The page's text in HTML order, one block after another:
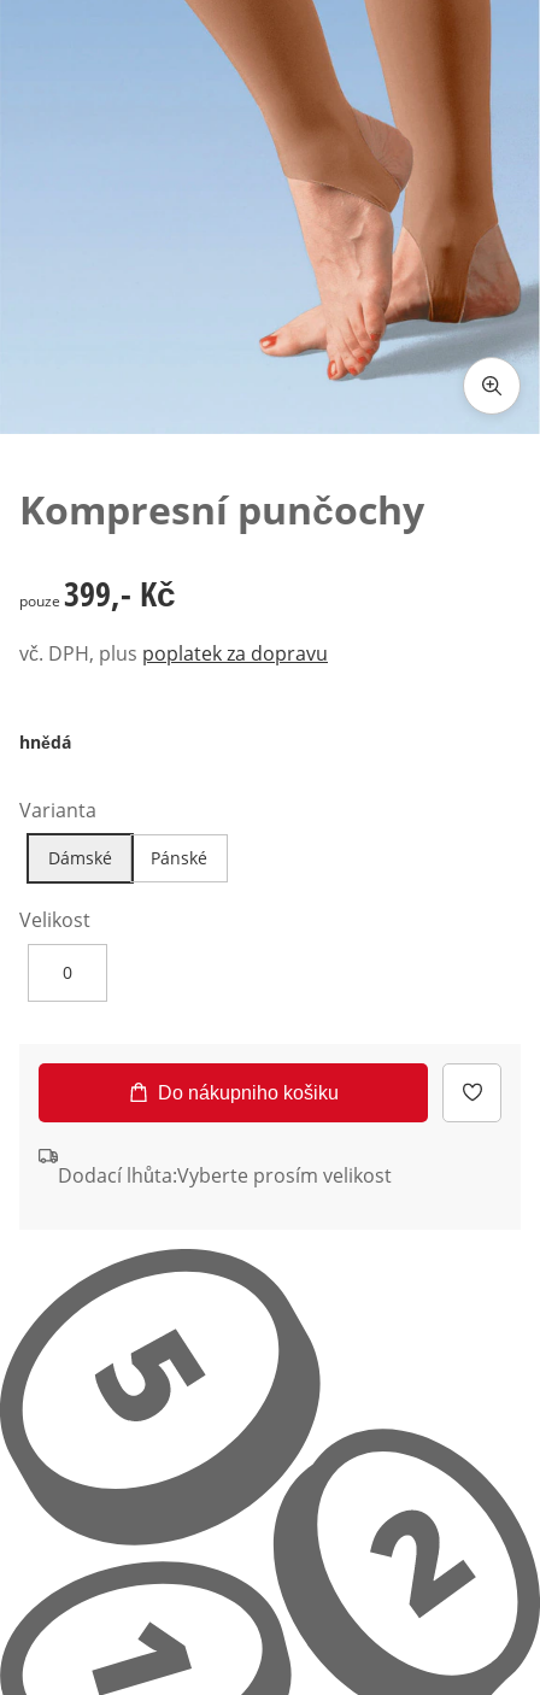
Kompresní punčochy
399,- Kč
pouze 399,- Kč
vč. DPH, plus poplatek za dopravu
hnědá
Varianta
Dámské Pánské
Velikost
0
Do nákupniho košiku
Dodací lhůta:Vyberte prosím velikost